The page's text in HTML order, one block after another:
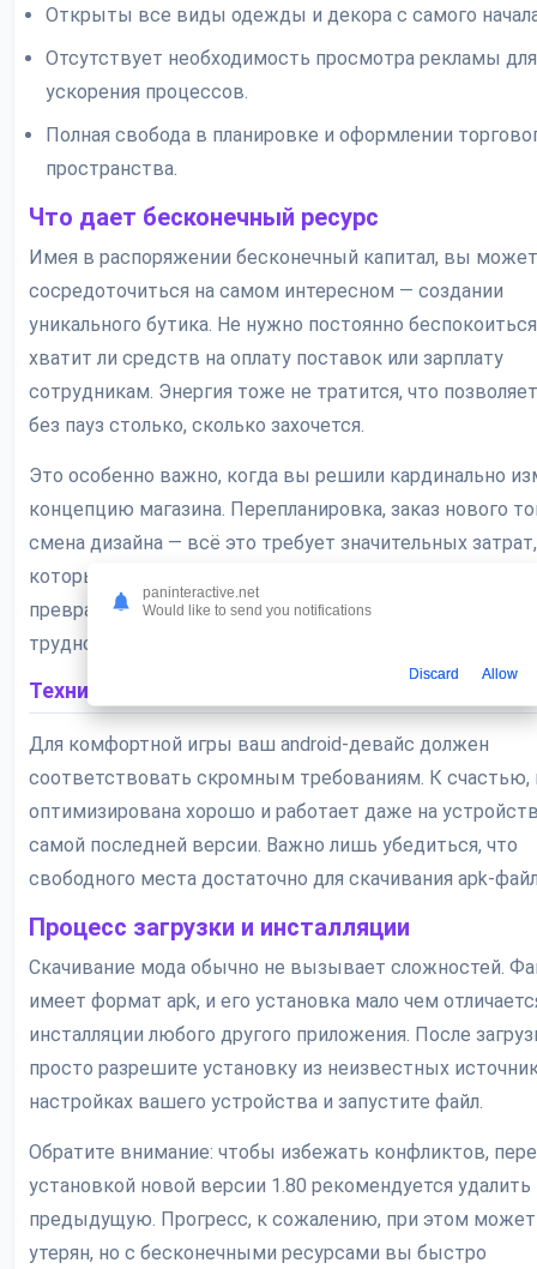
Открыты все виды одежды и декора с самого
Отсутствует необходимость просмотра рекламы для
ускорения процессов.
Полная свобода в планировке и оформлении
пространства.
Что дает бесконечный ресурс
Имея в распоряжении бесконечный капитал, вы
сосредоточиться на самом интересном — создании
уникального бутика. Не нужно постоянно
хватит ли средств на оплату поставок или зарплату
сотрудникам. Энергия тоже не тратится, что
без пауз столько, сколько захочется.
Это особенно важно, когда вы решили кардинально
концепцию магазина. Перепланировка, заказ нового
смена дизайна — всё это требует значительных затрат,
которые в модификации не являются проблемой. Ваш
превращается в портал в мир большого бизнеса без
трудностей.
Технические детали и установка
Для комфортной игры ваш android-девайс должен
соответствовать скромным требованиям. К счастью,
оптимизирована хорошо и работает даже на
самой последней версии. Важно лишь убедиться, что
свободного места достаточно для скачивания apk-
Процесс загрузки и инсталляции
Скачивание мода обычно не вызывает сложностей.
имеет формат apk, и его установка мало чем
инсталляции любого другого приложения. После
просто разрешите установку из неизвестных
настройках вашего устройства и запустите файл.
Обратите внимание: чтобы избежать конфликтов,
установкой новой версии 1.80 рекомендуется удалить
предыдущую. Прогресс, к сожалению, при этом
утерян, но с бесконечными ресурсами вы быстро
paninteractive.net
Would like to send you notifications
Discard Allow